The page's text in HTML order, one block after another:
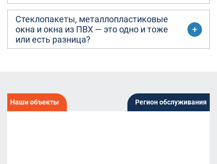
Стеклопакеты, металлопластиковые
окна и окна из ПВХ — это одно и тоже
или есть разница?
Наши объекты Регион обслуживания